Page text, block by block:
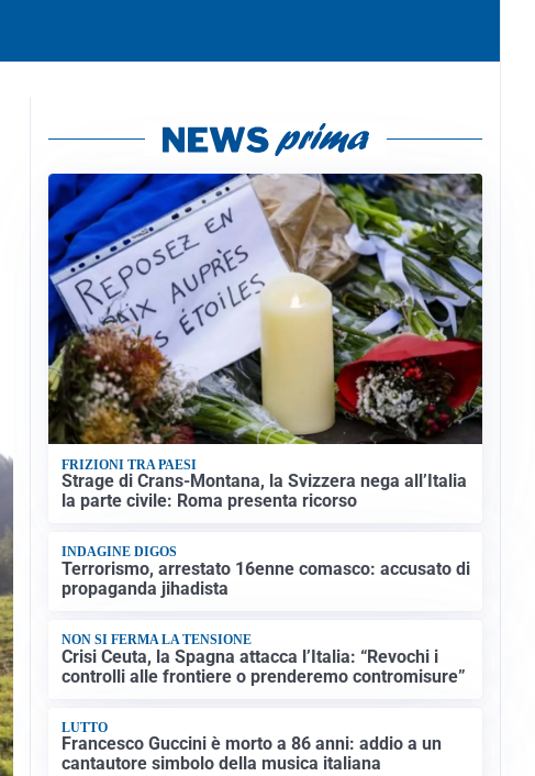
FRIZIONI TRA PAESI
Strage di Crans-Montana, la Svizzera nega all’Italia
la parte civile: Roma presenta ricorso
INDAGINE DIGOS
Terrorismo, arrestato 16enne comasco: accusato di
propaganda jihadista
NON SI FERMA LA TENSIONE
Crisi Ceuta, la Spagna attacca l’Italia: “Revochi i
controlli alle frontiere o prenderemo contromisure”
LUTTO
Francesco Guccini è morto a 86 anni: addio a un
cantautore simbolo della musica italiana